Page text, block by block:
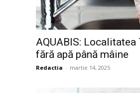
AQUABIS: Localitatea
fără apă până mâine
Redactia - martie 14, 2025